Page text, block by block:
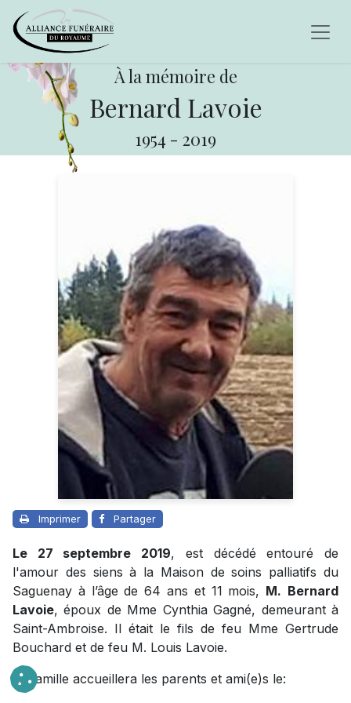
À la mémoire de
Bernard Lavoie
1954 - 2019
Imprimer Partager
Le 27 septembre 2019, est décédé entouré de
l'amour des siens à la Maison de soins palliatifs du
Saguenay à l’âge de 64 ans et 11 mois, M. Bernard
Lavoie, époux de Mme Cynthia Gagné, demeurant à
Saint-Ambroise. Il était le fils de feu Mme Gertrude
Bouchard et de feu M. Louis Lavoie.
La famille accueillera les parents et ami(e)s le: